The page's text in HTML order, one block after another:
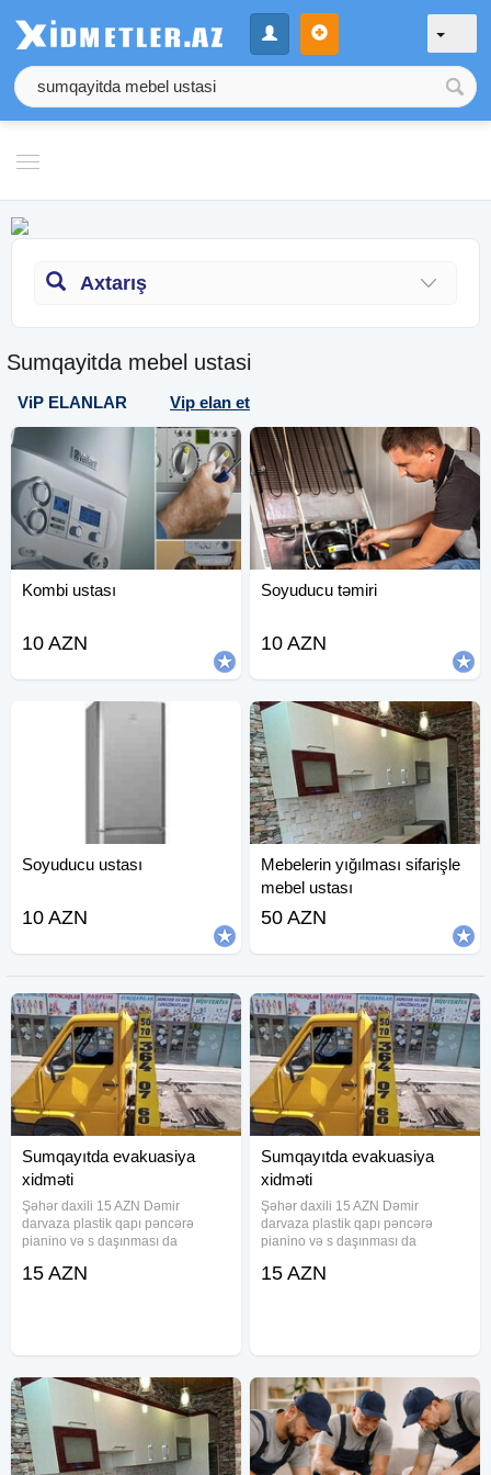
Axtarış
Sumqayitda mebel ustasi
ViP ELANLAR Vip elan et
Kombi ustası
10 AZN
Soyuducu təmiri
10 AZN
Soyuducu ustası
10 AZN
Mebelerin yığılması sifarişle
mebel ustası
50 AZN
Sumqayıtda evakuasiya
xidməti
Şəhər daxili 15 AZN Dəmir
darvaza plastik qapı pəncərə
pianino və s daşınması da
15 AZN
Sumqayıtda evakuasiya
xidməti
Şəhər daxili 15 AZN Dəmir
darvaza plastik qapı pəncərə
pianino və s daşınması da
15 AZN